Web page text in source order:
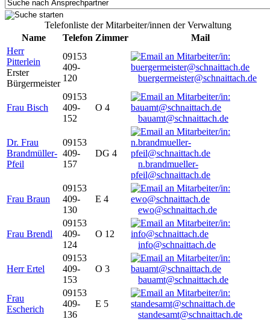
Telefonliste der Mitarbeiter/innen der Verwaltung
Name
Telefon Zimmer
Mail
Herr
Pitterlein
Erster
Bürgermeister
09153
409-
120
buergermeister@schnaittach.de
Frau Bisch
09153
409-
152
O 4
bauamt@schnaittach.de
Dr. Frau
Brandmüller-
Pfeil
09153
409-
157
DG 4
n.brandmueller-
pfeil@schnaittach.de
Frau Braun
09153
409-
130
E 4
ewo@schnaittach.de
Frau Brendl
09153
409-
124
O 12
info@schnaittach.de
Herr Ertel
09153
409-
153
O 3
bauamt@schnaittach.de
Frau
Escherich
09153
409-
136
E 5
standesamt@schnaittach.de